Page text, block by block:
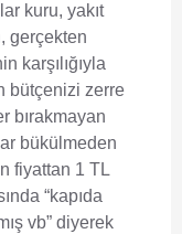
kuru, yakıt
gerçekten
karşılığıyla
bütçenizi zerre
bırakmayan
bükülmeden
fiyattan 1 TL
“kapıda
vb” diyerek